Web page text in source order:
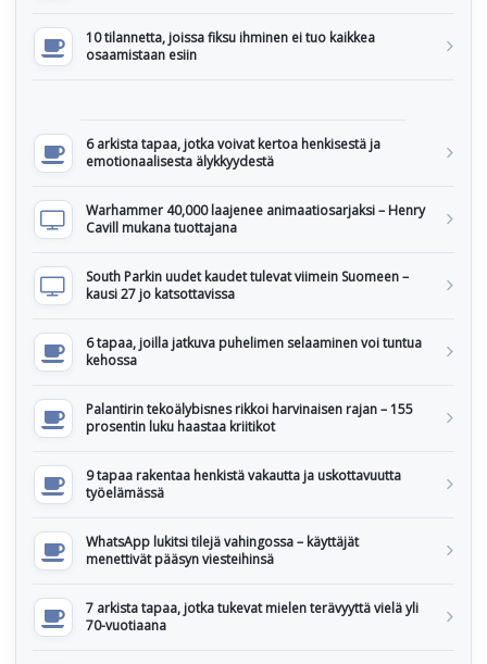
10 tilannetta, joissa fiksu ihminen ei tuo kaikkea
osaamistaan esiin
6 arkista tapaa, jotka voivat kertoa henkisestä ja
emotionaalisesta älykkyydestä
Warhammer 40,000 laajenee animaatiosarjaksi – Henry
Cavill mukana tuottajana
South Parkin uudet kaudet tulevat viimein Suomeen –
kausi 27 jo katsottavissa
6 tapaa, joilla jatkuva puhelimen selaaminen voi tuntua
kehossa
Palantirin tekoälybisnes rikkoi harvinaisen rajan – 155
prosentin luku haastaa kriitikot
9 tapaa rakentaa henkistä vakautta ja uskottavuutta
työelämässä
WhatsApp lukitsi tilejä vahingossa – käyttäjät
menettivät pääsyn viesteihinsä
7 arkista tapaa, jotka tukevat mielen terävyyttä vielä yli
70-vuotiaana